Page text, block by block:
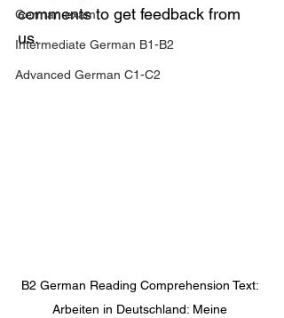
German exam
Intermediate German B1-B2
Advanced German C1-C2
comments to get feedback from
us.
B2 German Reading Comprehension Text:
Arbeiten in Deutschland: Meine